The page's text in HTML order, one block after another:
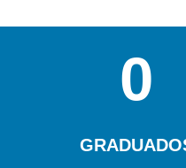
0